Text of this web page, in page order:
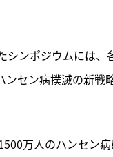
シンポジウムには
セン病撲滅の新戦
万人のハンセン